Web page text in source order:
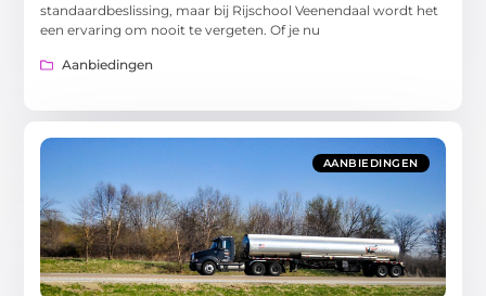
standaardbeslissing, maar bij Rijschool Veenendaal wordt het
een ervaring om nooit te vergeten. Of je nu
Aanbiedingen
AANBIEDINGEN